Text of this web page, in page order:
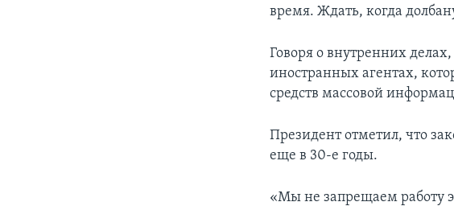
время. Ждать, когда
Говоря о внутренних
иностранных агентах,
средств массовой
Президент отметил, что
еще в 30-е годы.
«Мы не запрещаем работу